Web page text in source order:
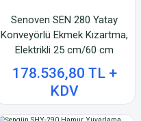
Senoven SEN 280 Yatay
Konveyörlü Ekmek Kızartma,
Elektrikli 25 cm/60 cm
178.536,80 TL +
KDV